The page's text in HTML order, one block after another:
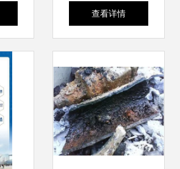
八届智博会看南充
查看详情